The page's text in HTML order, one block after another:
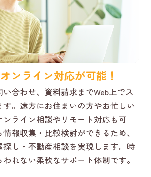
ンライン対応が可能！
合わせ、資料請求までWeb上でス
す。遠方にお住まいの方やお忙しい
ンライン相談やリモート対応も可
報収集・比較検討ができるため、
し・不動産相談を実現します。時
れない柔軟なサポート体制です。